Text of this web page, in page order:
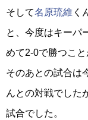
そして名原琉維 く
と、今度はキーパ
めて2-0で勝つこと
そのあとの試合は
んとの対戦でした
試合でした。